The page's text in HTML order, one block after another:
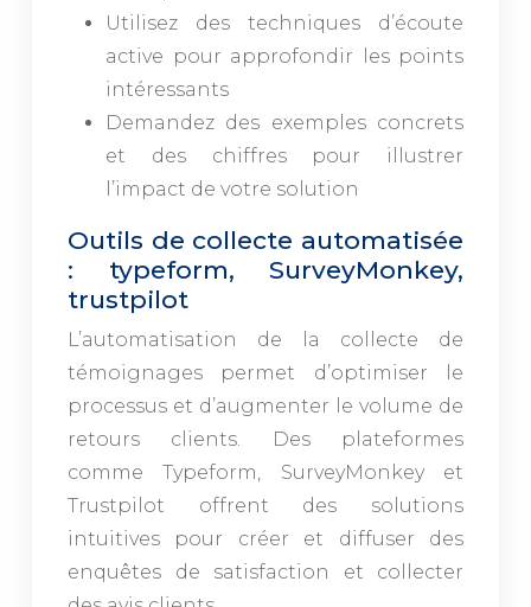
Utilisez des techniques d’écoute
active pour approfondir les points
intéressants
Demandez des exemples concrets
et des chiffres pour illustrer
l’impact de votre solution
Outils de collecte automatisée
: typeform, SurveyMonkey,
trustpilot
L’automatisation de la collecte de
témoignages permet d’optimiser le
processus et d’augmenter le volume de
retours clients. Des plateformes
comme Typeform, SurveyMonkey et
Trustpilot offrent des solutions
intuitives pour créer et diffuser des
enquêtes de satisfaction et collecter